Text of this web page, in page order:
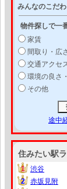
みんなのこだわ
物件探しで一
家賃
間取り・広
交通アクセ
環境の良さ
その他
途中
住みたい駅
1
1
渋谷
2
2
赤坂見附